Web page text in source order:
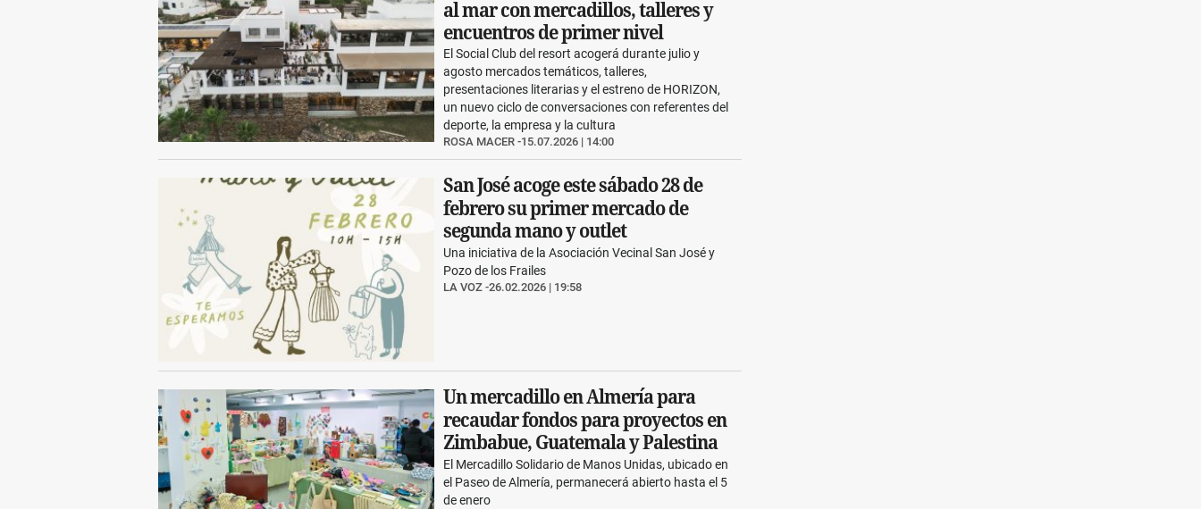
al mar con mercadillos, talleres y
encuentros de primer nivel
ROSA MACER 15.07.2026 | 14:00
El Social Club del resort acogerá durante julio y
agosto mercados temáticos, talleres,
presentaciones literarias y el estreno de HORIZON,
un nuevo ciclo de conversaciones con referentes del
deporte, la empresa y la cultura
San José acoge este sábado 28 de
febrero su primer mercado de
segunda mano y outlet
LA VOZ 26.02.2026 | 19:58
Una iniciativa de la Asociación Vecinal San José y
Pozo de los Frailes
Un mercadillo en Almería para
recaudar fondos para proyectos en
Zimbabue, Guatemala y Palestina
El Mercadillo Solidario de Manos Unidas, ubicado en
el Paseo de Almería, permanecerá abierto hasta el 5
de enero